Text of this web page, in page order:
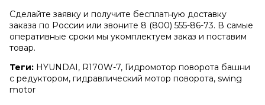
Сделайте заявку и получите бесплатную доставку
заказа по России или звоните 8 (800) 555-86-73. В самые
оперативные сроки мы укомплектуем заказ и поставим
товар.
Теги: HYUNDAI, R170W-7, Гидромотор поворота башни
с редуктором, гидравлический мотор поворота, swing
motor